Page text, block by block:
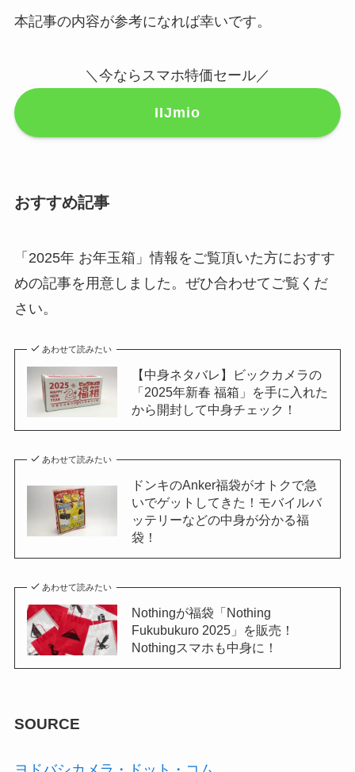
本記事の内容が参考になれば幸いです。
＼今ならスマホ特価セール／
IIJmio
おすすめ記事
「2025年 お年玉箱」情報をご覧頂いた方におすす
めの記事を用意しました。ぜひ合わせてご覧くだ
さい。
あわせて読みたい
【中身ネタバレ】ビックカメラの
「2025年新春 福箱」を手に入れた
から開封して中身チェック！
あわせて読みたい
ドンキのAnker福袋がオトクで急
いでゲットしてきた！モバイルバ
ッテリーなどの中身が分かる福
袋！
あわせて読みたい
Nothingが福袋「Nothing
Fukubukuro 2025」を販売！
Nothingスマホも中身に！
SOURCE